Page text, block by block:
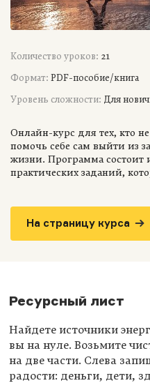
Количество уроков: 21
Формат: PDF-пособие/книга
Уровень сложности: Для
Онлайн-курс для тех, кто
помочь себе сам выйти из
жизни. Программа состоит
практических заданий,
На страницу курса
Ресурсный лист
Найдете источники
вы на нуле. Возьмите
на две части. Слева
радости: деньги, дети,